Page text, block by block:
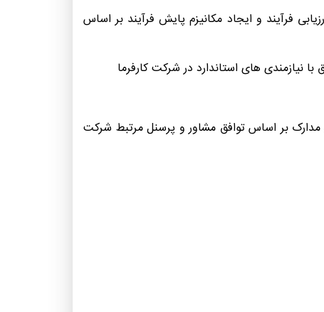
فرآیند و ایجاد مکانیزم پایش فرآیند بر اساس
مدارک بر اساس توافق مشاور و پرسنل مرتبط شرکت